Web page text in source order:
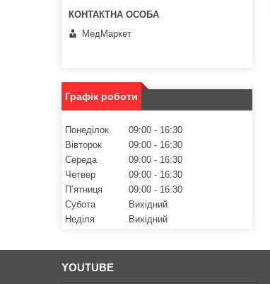
МедМаркет
Графік роботи
Понеділок 09:00
16:30
Вівторок
09:00
16:30
Середа
09:00
16:30
Четвер
09:00
16:30
Пʼятниця
09:00
16:30
Субота
Вихідний
Неділя
Вихідний
YOUTUBE